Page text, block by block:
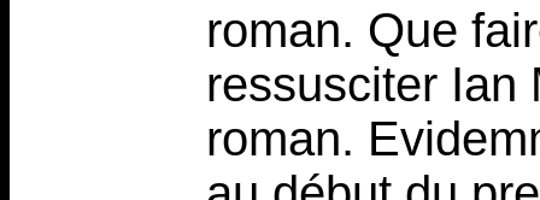
roman. Que
ressusciter Ian
roman.